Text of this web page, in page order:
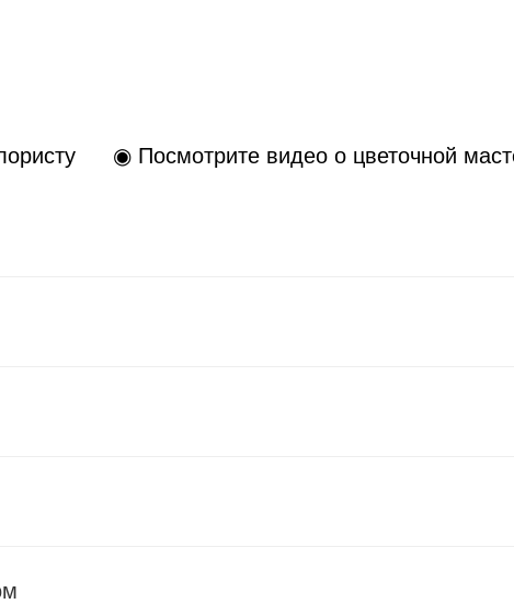
◉ Посмотрите видео о цветочной